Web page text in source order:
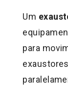
Um
para